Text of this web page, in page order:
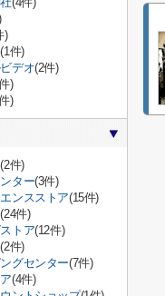
)
(1件)
デオ(2件)
)
)
(2件)
ター(3件)
ンスストア(15件)
(24件)
トア(12件)
(2件)
グセンター(7件)
(4件)